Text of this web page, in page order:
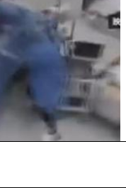
lastnimi telesi